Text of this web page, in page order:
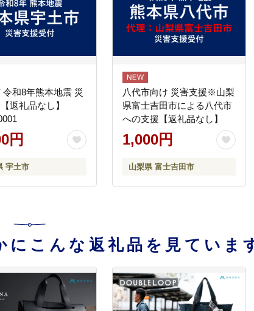
令和8年熊本地震 災
返礼品なし】
円
宇土市
八代市向け 災害支援※山梨
県富士吉田市による八代市
への支援【返礼品なし】
1,000円
山梨県 富士吉田市
こんな返礼品を見ていま